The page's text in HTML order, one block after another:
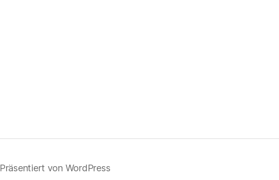
Präsentiert von WordPress